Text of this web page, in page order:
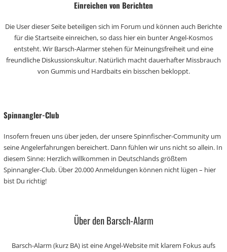
Einreichen von Berichten
Die User dieser Seite beteiligen sich im Forum und können auch Berichte
für die Startseite einreichen, so dass hier ein bunter Angel-Kosmos
entsteht. Wir Barsch-Alarmer stehen für Meinungsfreiheit und eine
freundliche Diskussionskultur. Natürlich macht dauerhafter Missbrauch
von Gummis und Hardbaits ein bisschen bekloppt.
Spinnangler-Club
Insofern freuen uns über jeden, der unsere Spinnfischer-Community um
seine Angelerfahrungen bereichert. Dann fühlen wir uns nicht so allein. In
diesem Sinne: Herzlich willkommen in Deutschlands größtem
Spinnangler-Club. Über 20.000 Anmeldungen können nicht lügen – hier
bist Du richtig!
Über den Barsch-Alarm
Barsch-Alarm (kurz BA) ist eine Angel-Website mit klarem Fokus aufs